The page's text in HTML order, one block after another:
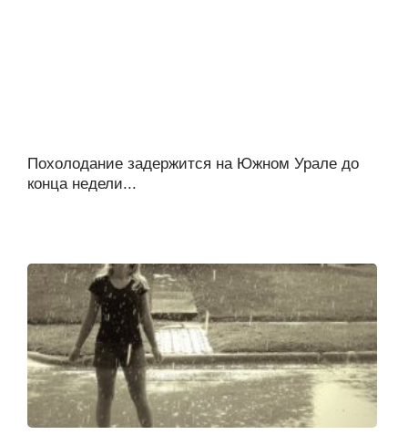
Похолодание задержится на Южном Урале до
конца недели...